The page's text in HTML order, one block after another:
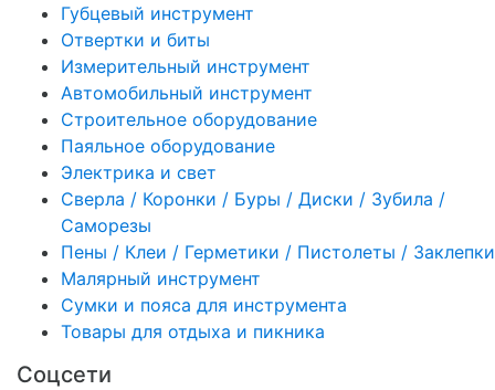
Губцевый инструмент
Отвертки и биты
Измерительный инструмент
Автомобильный инструмент
Строительное оборудование
Паяльное оборудование
Электрика и свет
Сверла / Коронки / Буры / Диски / Зубила /
Саморезы
Пены / Клеи / Герметики / Пистолеты / Заклепки
Малярный инструмент
Сумки и пояса для инструмента
Товары для отдыха и пикника
Соцсети